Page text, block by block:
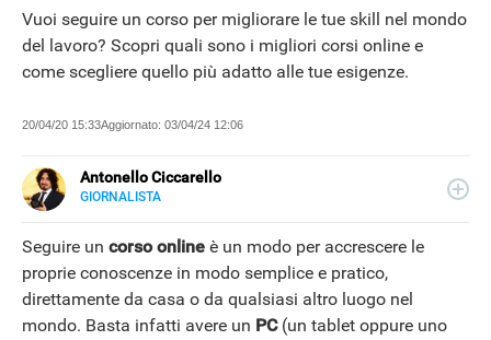
Vuoi seguire un corso per migliorare le tue skill nel mondo
del lavoro? Scopri quali sono i migliori corsi online e
come scegliere quello più adatto alle tue esigenze.
20/04/20 15:33Aggiornato: 03/04/24 12:06
Antonello Ciccarello
GIORNALISTA
LINKEDIN
anni ha lavorato con il gruppo CCM-Benchmark-Figaro di
Parigi e altri siti web, scrivendo di tecnologia. Collabora
con Libero Tecnologia da febbraio 2024.
Seguire un corso online è un modo per accrescere le
proprie conoscenze in modo semplice e pratico,
direttamente da casa o da qualsiasi altro luogo nel
mondo. Basta infatti avere un PC(un tablet oppure uno